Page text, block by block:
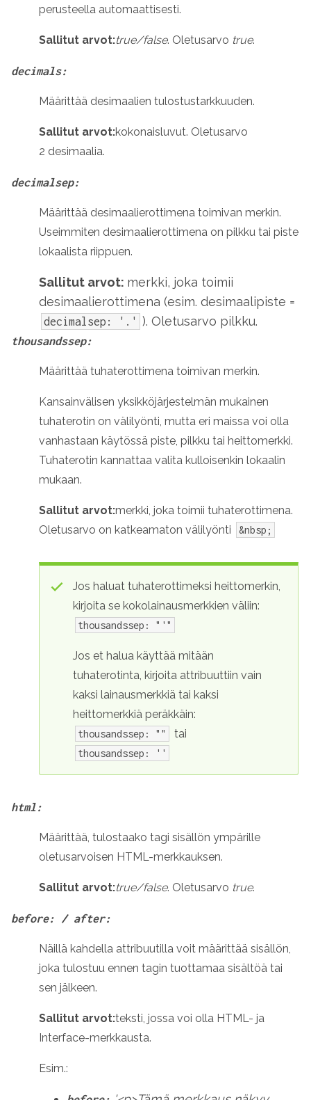
perusteella automaattisesti.
Sallitut arvot:true/false. Oletusarvo true.
decimals:
Määrittää desimaalien tulostustarkkuuden.
Sallitut arvot:kokonaisluvut. Oletusarvo
2 desimaalia.
decimalsep:
Määrittää desimaalierottimena toimivan merkin.
Useimmiten desimaalierottimena on pilkku tai piste
lokaalista riippuen.
Sallitut arvot: merkki, joka toimii
desimaalierottimena (esim. desimaalipiste =
decimalsep: '.' ). Oletusarvo pilkku.
thousandssep:
Määrittää tuhaterottimena toimivan merkin.
Kansainvälisen yksikköjärjestelmän mukainen
tuhaterotin on välilyönti, mutta eri maissa voi olla
vanhastaan käytössä piste, pilkku tai heittomerkki.
Tuhaterotin kannattaa valita kulloisenkin lokaalin
mukaan.
Sallitut arvot:merkki, joka toimii tuhaterottimena.
Oletusarvo on katkeamaton välilyönti
&nbsp;
Jos haluat tuhaterottimeksi heittomerkin,
kirjoita se kokolainausmerkkien väliin:
thousandssep: "'"
Jos et halua käyttää mitään
tuhaterotinta, kirjoita attribuuttiin vain
kaksi lainausmerkkiä tai kaksi
heittomerkkiä peräkkäin:
thousandssep: "" tai
thousandssep: ''
html:
Määrittää, tulostaako tagi sisällön ympärille
oletusarvoisen HTML-merkkauksen.
Sallitut arvot:true/false. Oletusarvo true.
before: / after:
Näillä kahdella attribuutilla voit määrittää sisällön,
joka tulostuu ennen tagin tuottamaa sisältöä tai
sen jälkeen.
Sallitut arvot:teksti, jossa voi olla HTML- ja
Interface-merkkausta.
Esim.: